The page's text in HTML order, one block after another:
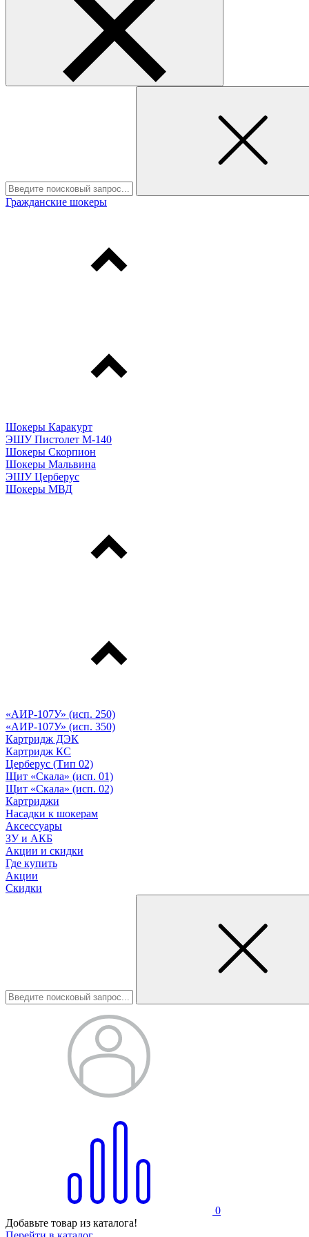
Гражданские шокеры
Шокеры Каракурт
ЭШУ Пистолет М-140
Шокеры Скорпион
Шокеры Мальвина
ЭШУ Церберус
Шокеры МВД
«АИР-107У» (исп. 250)
«АИР-107У» (исп. 350)
Картридж ДЭК
Картридж КС
Церберус (Тип 02)
Щит «Скала» (исп. 01)
Щит «Скала» (исп. 02)
Картриджи
Насадки к шокерам
Аксессуары
ЗУ и АКБ
Акции и скидки
Где купить
Акции
Скидки
0
Добавьте товар из каталога!